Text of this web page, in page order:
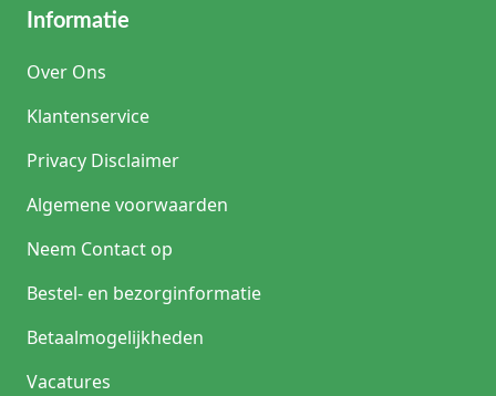
Informatie
Over Ons
Klantenservice
Privacy Disclaimer
Algemene voorwaarden
Neem Contact op
Bestel- en bezorginformatie
Betaalmogelijkheden
Vacatures